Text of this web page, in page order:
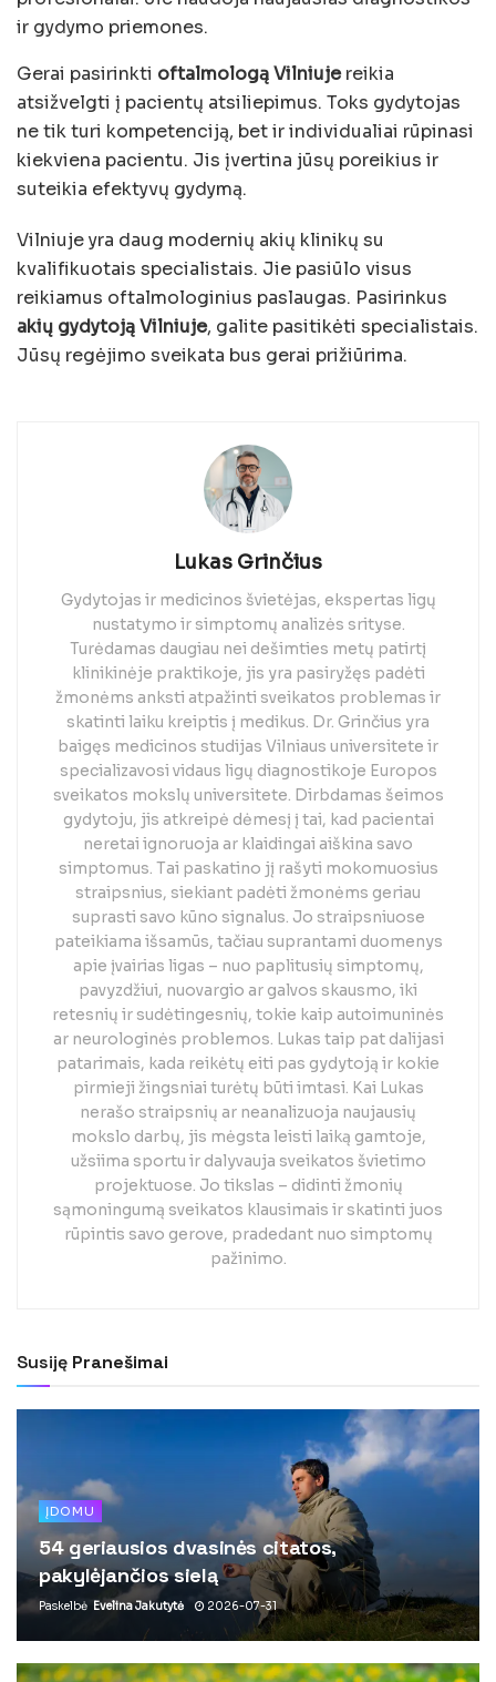
ir gydymo priemones.
Gerai pasirinkti oftalmologą Vilniujereikia
atsižvelgti į pacientų atsiliepimus. Toks gydytojas
ne tik turi kompetenciją, bet ir individualiai rūpinasi
kiekviena pacientu. Jis įvertina jūsų poreikius ir
suteikia efektyvų gydymą.
Vilniuje yra daug modernių akių klinikų su
kvalifikuotais specialistais. Jie pasiūlo visus
reikiamus oftalmologinius paslaugas. Pasirinkus
akių gydytoją Vilniuje, galite pasitikėti specialistais.
Jūsų regėjimo sveikata bus gerai prižiūrima.
Lukas Grinčius
Gydytojas ir medicinos švietėjas, ekspertas ligų
nustatymo ir simptomų analizės srityse.
Turėdamas daugiau nei dešimties metų patirtį
klinikinėje praktikoje, jis yra pasiryžęs padėti
žmonėms anksti atpažinti sveikatos problemas ir
skatinti laiku kreiptis į medikus. Dr. Grinčius yra
baigęs medicinos studijas Vilniaus universitete ir
specializavosi vidaus ligų diagnostikoje Europos
sveikatos mokslų universitete. Dirbdamas šeimos
gydytoju, jis atkreipė dėmesį į tai, kad pacientai
neretai ignoruoja ar klaidingai aiškina savo
simptomus. Tai paskatino jį rašyti mokomuosius
straipsnius, siekiant padėti žmonėms geriau
suprasti savo kūno signalus. Jo straipsniuose
pateikiama išsamūs, tačiau suprantami duomenys
apie įvairias ligas – nuo paplitusių simptomų,
pavyzdžiui, nuovargio ar galvos skausmo, iki
retesnių ir sudėtingesnių, tokie kaip autoimuninės
ar neurologinės problemos. Lukas taip pat dalijasi
patarimais, kada reikėtų eiti pas gydytoją ir kokie
pirmieji žingsniai turėtų būti imtasi. Kai Lukas
nerašo straipsnių ar neanalizuoja naujausių
mokslo darbų, jis mėgsta leisti laiką gamtoje,
užsiima sportu ir dalyvauja sveikatos švietimo
projektuose. Jo tikslas – didinti žmonių
sąmoningumą sveikatos klausimais ir skatinti juos
rūpintis savo gerove, pradedant nuo simptomų
pažinimo.
Susiję Pranešimai
ĮDOMU
54 geriausios dvasinės citatos,
pakylėjančios sielą
Paskelbė Evelina Jakutytė 2026-07-31